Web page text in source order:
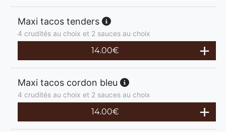
Maxi tacos tenders
4 crudités au choix et 2 sauces au choix
14.00€
Maxi tacos cordon bleu
4 crudités au choix et 2 sauces au choix
14.00€